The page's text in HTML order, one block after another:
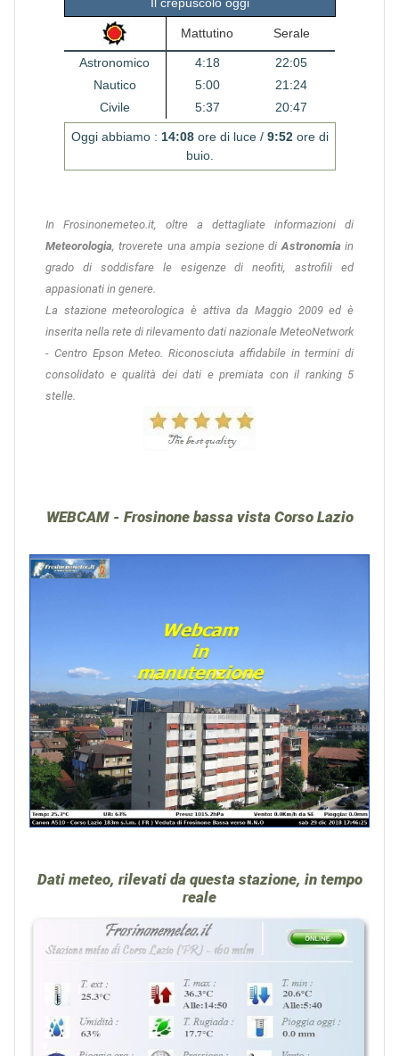
Il crepuscolo oggi
Mattutino Serale
Astronomico 4:18
22:05
Nautico
5:00
21:24
Civile
5:37 20:47
Oggi abbiamo : 14:08ore di luce / 9:52ore di
buio.
In Frosinonemeteo.it, oltre a dettagliate informazioni di
Meteorologia, troverete una ampia sezione diAstronomia in
grado di soddisfare le esigenze di neofiti, astrofili ed
appasionati in genere.
La stazione meteorologica è attiva da Maggio 2009 ed è
inserita nella rete di rilevamento dati nazionale MeteoNetwork
- Centro Epson Meteo. Riconosciuta affidabile in termini di
consolidato e qualità dei dati e premiata con il ranking 5
stelle.
WEBCAM - Frosinone bassa vista Corso Lazio
Dati meteo, rilevati da questa stazione, in tempo
reale